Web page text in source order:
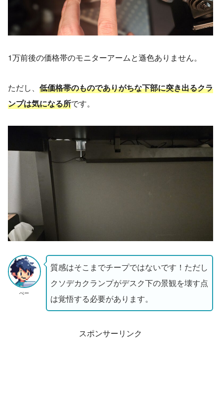
1万前後の価格帯のモニターアームと遜色ありません。
ただし、 低価格帯のものでありがちな下部に突き出るクラ
ンプは気になる所です。
ぺー
質感はそこまでチープではないです！ただし
クソデカクランプがデスク下の景観を壊す点
は覚悟する必要があります。
スポンサーリンク